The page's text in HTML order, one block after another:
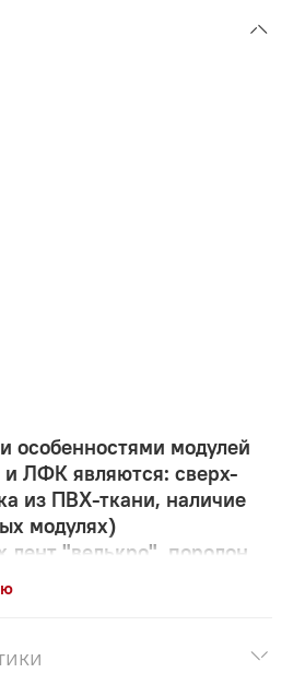
особенностями модулей
и ЛФК являются: сверх-
из ПВХ-ткани, наличие
модулях)
лент "велькро", поролон
ти конфигураций модулей.